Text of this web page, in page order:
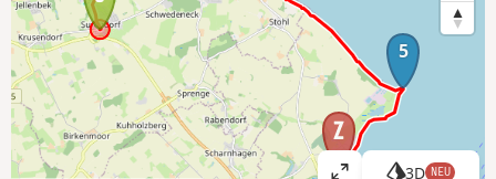
5
3D NEU